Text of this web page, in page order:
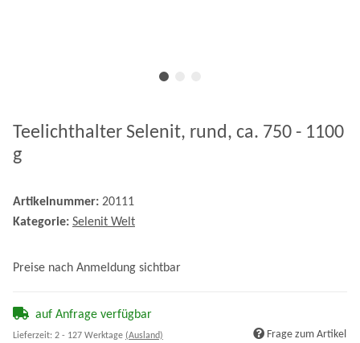
Teelichthalter Selenit, rund, ca. 750 - 1100
g
Artikelnummer: 20111
Kategorie: Selenit Welt
Preise nach Anmeldung sichtbar
auf Anfrage verfügbar
Lieferzeit: 2 - 127 Werktage (Ausland) Frage zum Artikel